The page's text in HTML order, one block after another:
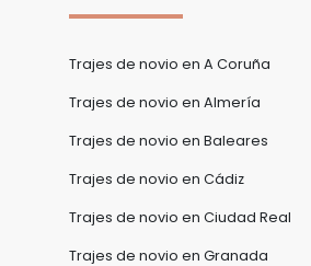
Trajes de novio en A Coruña
Trajes de novio en Almería
Trajes de novio en Baleares
Trajes de novio en Cádiz
Trajes de novio en Ciudad Real
Trajes de novio en Granada